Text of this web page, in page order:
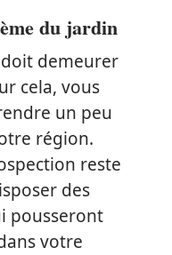
du jardin
demeurer
cela, vous
un peu
région.
reste
des
pousseront
votre